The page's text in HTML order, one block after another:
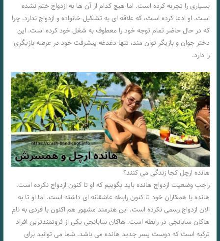
بسیاری را تجربه کرده است. اما هیچ کدام از آن ها به ازدواج ختم نشده
است. او ادعا کرده است، که علاقه ای به تشکیل خانواده و ازدواج ندارد. چرا
که در حال حاضر تمام توجه خود را معطوف به شغل خود کرده است. این
دختر جوان و بازیگر توان مند، تنها دغدغه پیشرفت خود در عرصه بازیگری
را دارد.
هانده ارچل کجا زندگی می کنند؟
راجب وضعیت ازدواج هانده باید بگوییم که او تا کنون ازدواج نکرده است.
هانده با همکاران خود تا کنون رابطه عاشقانه ای داشته است. اما او تا به
الان ازدواج رسمی نکرده است. این هنرمند مشهور هم اکنون با فردی به نام
هاکان سابانجی در رابطه است. هاکان سابانجی یکی از ثروتمندترین افراد
ترکیه است که دوست پسر جدید هانده می باشد. شما می توانید برای